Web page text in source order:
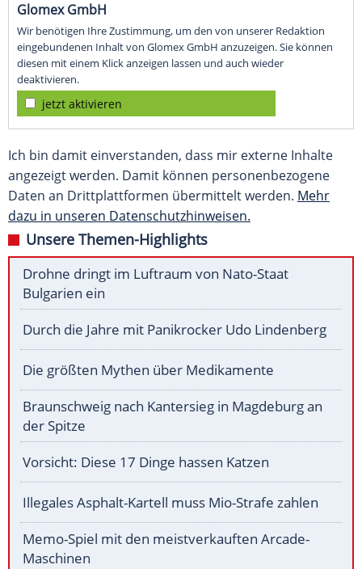
Glomex GmbH
Wir benötigen Ihre Zustimmung, um den von unserer Redaktion
eingebundenen Inhalt von Glomex GmbH anzuzeigen. Sie können
diesen mit einem Klick anzeigen lassen und auch wieder
deaktivieren.
jetzt aktivieren
Ich bin damit einverstanden, dass mir externe Inhalte
angezeigt werden. Damit können personenbezogene
Daten an Drittplattformen übermittelt werden. Mehr
dazu in unseren Datenschutzhinweisen.
Unsere Themen-Highlights
Drohne dringt im Luftraum von Nato-Staat
Bulgarien ein
Durch die Jahre mit Panikrocker Udo Lindenberg
Die größten Mythen über Medikamente
Braunschweig nach Kantersieg in Magdeburg an
der Spitze
Vorsicht: Diese 17 Dinge hassen Katzen
Illegales Asphalt-Kartell muss Mio-Strafe zahlen
Memo-Spiel mit den meistverkauften Arcade-
Maschinen